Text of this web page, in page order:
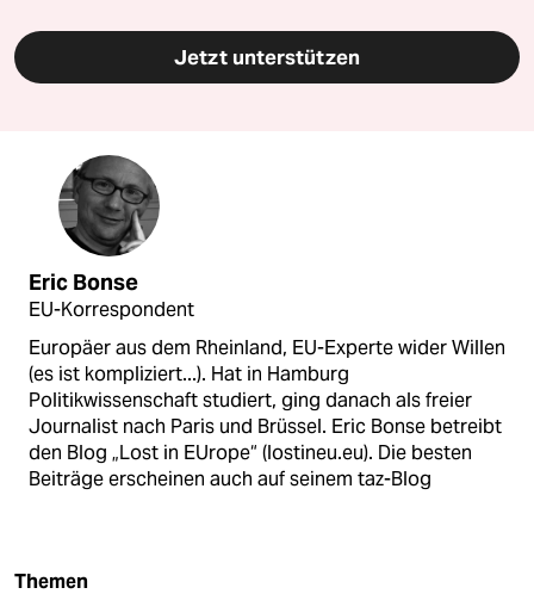
Jetzt unterstützen
Eric Bonse
EU-Korrespondent
Europäer aus dem Rheinland, EU-Experte wider Willen
(es ist kompliziert...). Hat in Hamburg
Politikwissenschaft studiert, ging danach als freier
Journalist nach Paris und Brüssel. Eric Bonse betreibt
den Blog „Lost in EUrope“ (lostineu.eu). Die besten
Beiträge erscheinen auch auf seinem taz-Blog
Themen